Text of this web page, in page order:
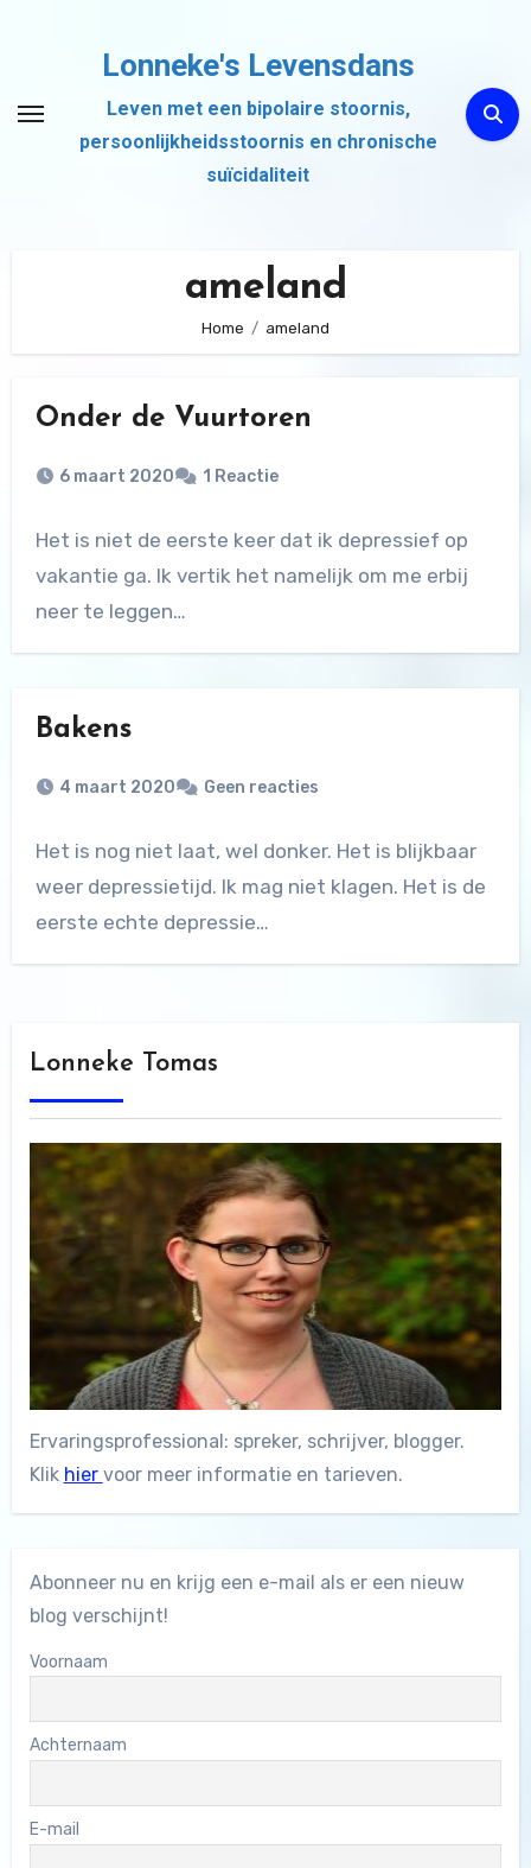
inhoud
Lonneke's Levensdans
Leven met een bipolaire stoornis,
persoonlijkheidsstoornis en chronische
suïcidaliteit
ameland
Home ameland
Onder de Vuurtoren
6 maart 2020 1 Reactie
Het is niet de eerste keer dat ik depressief op
vakantie ga. Ik vertik het namelijk om me erbij
neer te leggen…
Bakens
4 maart 2020 Geen reacties
Het is nog niet laat, wel donker. Het is blijkbaar
weer depressietijd. Ik mag niet klagen. Het is de
eerste echte depressie…
Lonneke Tomas
Ervaringsprofessional: spreker, schrijver, blogger.
Klik hier voor meer informatie en tarieven.
Abonneer nu en krijg een e-mail als er een nieuw
blog verschijnt!
Voornaam
Achternaam
E-mail